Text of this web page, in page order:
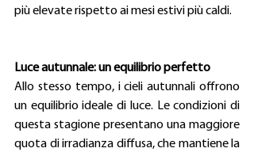
più elevate rispetto ai mesi estivi più caldi.
Luce autunnale: un equilibrio perfetto
Allo stesso tempo, i cieli autunnali offrono
un equilibrio ideale di luce. Le condizioni di
questa stagione presentano una maggiore
quota di irradianza diffusa, che mantiene la